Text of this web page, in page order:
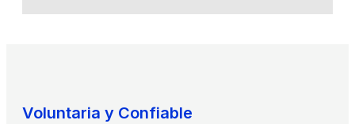
Voluntaria y Confiable